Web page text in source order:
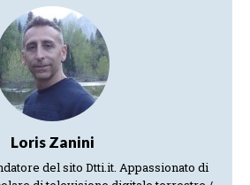
Loris Zanini
del sito Dtti.it. Appassionato di